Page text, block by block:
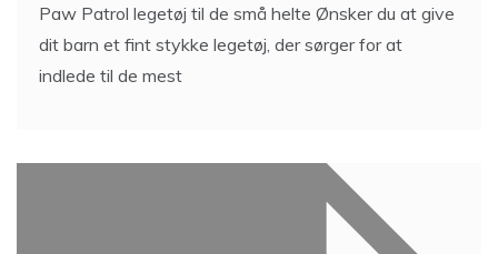
Paw Patrol legetøj til de små helte Ønsker du at give
dit barn et fint stykke legetøj, der sørger for at
indlede til de mest